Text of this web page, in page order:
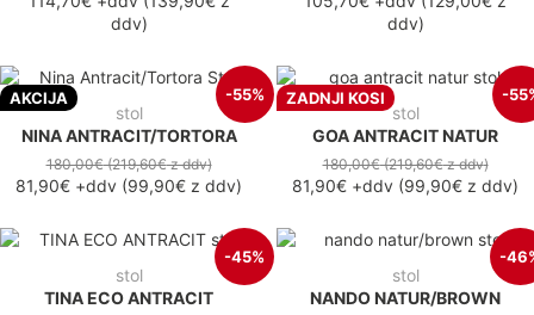
ddv)
ddv)
AKCIJA -55%
stol
NINA ANTRACIT/TORTORA
180,00€(219,60€z ddv)
81,90€ +ddv (99,90€ z ddv)
ZADNJI KOSI -
stol
GOA ANTRACIT NATUR
180,00€(219,60€z ddv)
81,90€ +ddv (99,90€ z ddv)
-45%
stol
TINA ECO ANTRACIT
-
stol
NANDO NATUR/BROWN